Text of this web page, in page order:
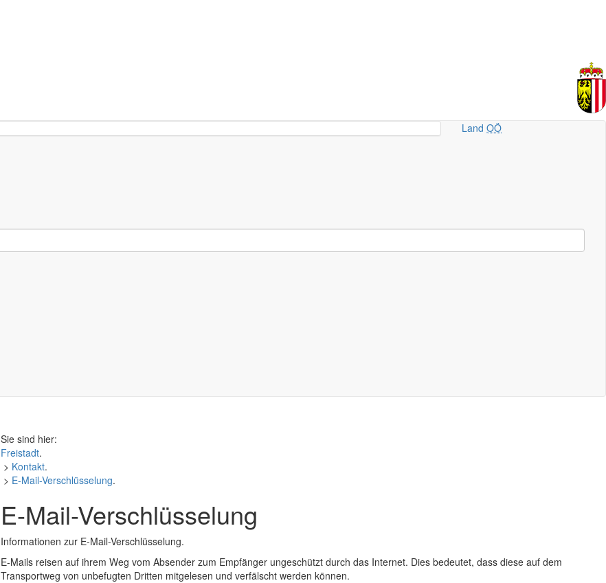
LandOÖ
Sie sind hier:
Freistadt.
> Kontakt.
> E-Mail-Verschlüsselung.
E-Mail-Verschlüsselung
Informationen zur E-Mail-Verschlüsselung.
E-Mails reisen auf ihrem Weg vom Absender zum Empfänger ungeschützt durch das Internet. Dies bedeutet, dass diese auf dem
Transportweg von unbefugten Dritten mitgelesen und verfälscht werden können.